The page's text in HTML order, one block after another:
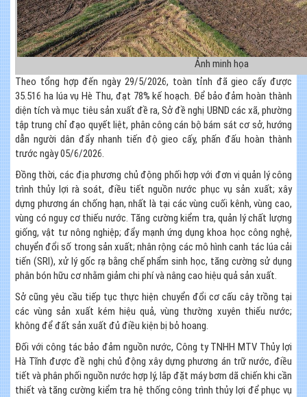
Ảnh minh họa
Theo tổng hợp đến ngày 29/5/2026, toàn tỉnh đã gieo cấy được
35.516 ha lúa vụ Hè Thu, đạt 78% kế hoạch. Để bảo đảm hoàn thành
diện tích và mục tiêu sản xuất đề ra, Sở đề nghị UBND các xã, phường
tập trung chỉ đạo quyết liệt, phân công cán bộ bám sát cơ sở, hướng
dẫn người dân đẩy nhanh tiến độ gieo cấy, phấn đấu hoàn thành
trước ngày 05/6/2026.
Đồng thời, các địa phương chủ động phối hợp với đơn vị quản lý công
trình thủy lợi rà soát, điều tiết nguồn nước phục vụ sản xuất; xây
dựng phương án chống hạn, nhất là tại các vùng cuối kênh, vùng cao,
vùng có nguy cơ thiếu nước. Tăng cường kiểm tra, quản lý chất lượng
giống, vật tư nông nghiệp; đẩy mạnh ứng dụng khoa học công nghệ,
chuyển đổi số trong sản xuất; nhân rộng các mô hình canh tác lúa cải
tiến (SRI), xử lý gốc rạ bằng chế phẩm sinh học, tăng cường sử dụng
phân bón hữu cơ nhằm giảm chi phí và nâng cao hiệu quả sản xuất.
Sở cũng yêu cầu tiếp tục thực hiện chuyển đổi cơ cấu cây trồng tại
các vùng sản xuất kém hiệu quả, vùng thường xuyên thiếu nước;
không để đất sản xuất đủ điều kiện bị bỏ hoang.
Đối với công tác bảo đảm nguồn nước, Công ty TNHH MTV Thủy lợi
Hà Tĩnh được đề nghị chủ động xây dựng phương án trữ nước, điều
tiết và phân phối nguồn nước hợp lý, lắp đặt máy bơm dã chiến khi cần
thiết và tăng cường kiểm tra hệ thống công trình thủy lợi để phục vụ